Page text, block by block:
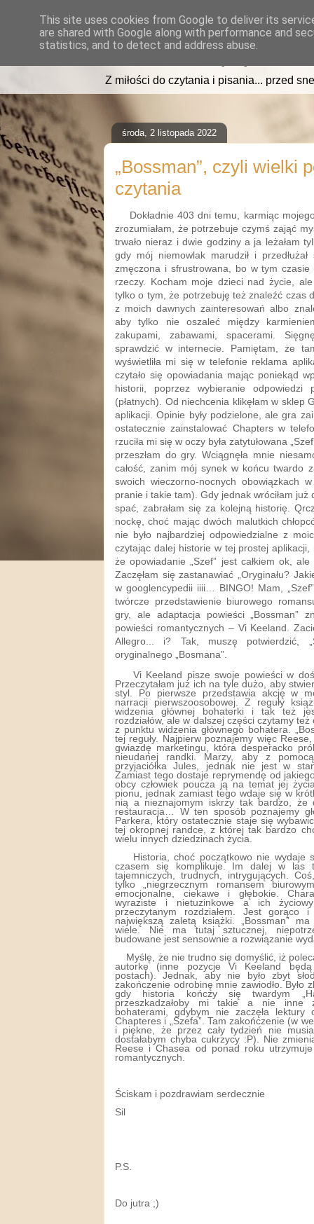
read2sleep.pl
Z miłości do czytania i pisania... przed
środa, 2 listopada 2022
„Bossman”, czyli wielki
czytania
Dokładnie 403 dni temu, karmiąc
zrozumiałam, że potrzebuje czymś zająć
trwało nieraz i dwie godziny a ja leżałam
gdy mój niemowlak marudził i
zmęczona i sfrustrowana, bo w tym czasie
rzeczy. Kocham moje dzieci nad życie,
tylko o tym, że potrzebuję też znaleźć czas
z moich dawnych zainteresowań albo
aby tylko nie oszaleć między
zakupami, zabawami, spacerami.
sprawdzić w internecie. Pamiętam, że
wyświetliła mi się w telefonie reklama
czytało się opowiadania mając poniekąd
historii, poprzez wybieranie odpowiedzi
(płatnych). Od niechcenia klikęłam w sklep
aplikacji. Opinie były podzielone, ale gra
ostatecznie zainstalować Chapters w
rzuciła mi się w oczy była zatytułowana
przeszłam do gry. Wciągnęła mnie
całość, zanim mój synek w końcu twardo
swoich wieczorno-nocnych obowiązkach
pranie i takie tam). Gdy jednak wróciłam już
spać, zabrałam się za kolejną historię.
nockę, choć mając dwóch malutkich
nie było najbardziej odpowiedzialne z
czytając dalej historie w tej prostej aplikacji,
że opowiadanie „Szef” jest całkiem ok,
Zaczęłam się zastanawiać „Oryginału?
w googlencypedii iiii… BINGO! Mam,
twórcze przedstawienie biurowego
gry, ale adaptacja powieści „Bossman”
powieści romantycznych – Vi Keeland.
Allegro... i? Tak, muszę potwierdzić,
oryginalnego „Bosmana”.
Vi Keeland pisze swoje powieści w
Przeczytałam już ich na tyle dużo, aby
styl. Po pierwsze przedstawia akcję w
narracji pierwszoosobowej. Z reguły
widzenia głównej bohaterki i tak też
rozdziałów, ale w dalszej części czytamy
z punktu widzenia głównego bohatera.
tej reguły. Najpierw poznajemy więc
gwiazdę marketingu, która desperacko
nieudanej randki. Marzy, aby z
przyjaciółka Jules, jednak nie jest w
Zamiast tego dostaje reprymendę od
obcy człowiek poucza ją na temat jej
pionu, jednak zamiast tego wdaje się w
nią a nieznajomym iskrzy tak bardzo, że
restauracja… W ten sposób poznajemy
Parkera, który ostatecznie staje się
tej okropnej randce, z której tak bardzo
wielu innych dziedzinach życia.
Historia, choć początkowo nie wydaje
czasem się komplikuje. Im dalej w las
tajemniczych, trudnych, intrygujących.
tylko „niegrzecznym romansem
emocjonalne, ciekawe i głębokie.
wyraziste i nietuzinkowe a ich
przeczytanym rozdziałem. Jest
największą zaletą książki. „Bossman”
wiele. Nie ma tutaj sztucznej,
budowane jest sensownie a rozwiązanie
Myślę, że nie trudno się domyślić, iż
autorkę (inne pozycje Vi Keeland
postach). Jednak, aby nie było zbyt
zakończenie odrobinę mnie zawiodło. Było
gdy historia kończy się twardym
przeszkadzałoby mi takie a nie inne
bohaterami, gdybym nie zaczęła lektury
Chapteres i „Szefa”. Tam zakończenie (w
i piękne, że przez cały tydzień nie
dostałabym chyba cukrzycy :P). Nie
Reese i Chasea od ponad roku
romantycznych.
Ściskam i pozdrawiam serdecznie
Sil
P.S.
Do jutra ;)
This site uses cookies from Google to deliver its
are shared with Google along with performance and
statistics, and to detect and address abuse.